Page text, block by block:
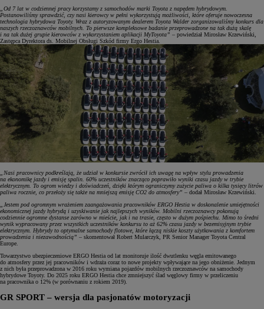
„Od 7 lat w codziennej pracy korzystamy z samochodów marki Toyota z napędem hybrydowym.
Postanowiliśmy sprawdzić, czy nasi kierowcy w pełni wykorzystują możliwości, które oferuje nowoczesna
technologia hybrydowa Toyoty. Wraz z autoryzowanym dealerem Toyota Walder zorganizowaliśmy konkurs dla
naszych rzeczoznawców mobilnych. To pierwsze kompleksowe badanie przeprowadzone na tak dużą skalę
i na tak dużej grupie kierowców z wykorzystaniem aplikacji MyToyota” – powiedział Mirosław Krzewiński,
Zastępca Dyrektora ds. Mobilnej Obsługi Szkód firmy Ergo Hestia.
„Nasi pracownicy podkreślają, że udział w konkursie zwrócił ich uwagę na wpływ stylu prowadzenia
na ekonomikę jazdy i emisję spalin. 60% uczestników znacząco poprawiło wyniki czasu jazdy w trybie
elektrycznym. To ogrom wiedzy i doświadczeń, dzięki którym ograniczymy zużycie paliwa o kilka tysięcy litrów
paliwa rocznie, co przełoży się także na mniejszą emisję CO2 do atmosfery” – dodał Mirosław Krzewiński.
„Jestem pod ogromnym wrażeniem zaangażowania pracowników ERGO Hestia w doskonalenie umiejętności
ekonomicznej jazdy hybrydą i uzyskiwanie jak najlepszych wyników. Mobilni rzeczoznawcy pokonują
codziennie ogromne dystanse zarówno w mieście, jak i na trasie, często w dużym pośpiechu. Mimo to średni
wynik wypracowany przez wszystkich uczestników konkursu to aż 62% czasu jazdy w bezemisyjnym trybie
elektrycznym. Hybrydy to optymalne samochody flotowe, które łączą niskie koszty użytkowania z komfortem
prowadzenia i niezawodnością” – skomentował Robert Mularczyk, PR Senior Manager Toyota Central
Europe.
Towarzystwo ubezpieczeniowe ERGO Hestia od lat monitoruje ilość dwutlenku węgla emitowanego
do atmosfery przez jej pracowników i wdraża coraz to nowe projekty wpływające na jego obniżenie. Jednym
z nich była przeprowadzona w 2016 roku wymiana pojazdów mobilnych rzeczoznawców na samochody
hybrydowe Toyoty. Do 2025 roku ERGO Hestia chce zmniejszyć ślad węglowy firmy w przeliczeniu
na pracownika o 12% (w porównaniu z rokiem 2019).
GR SPORT – wersja dla pasjonatów motoryzacji